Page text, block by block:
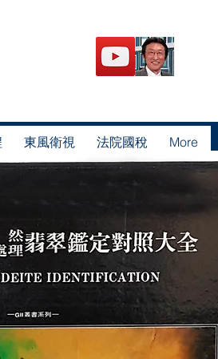
東風衛視 法院國稅 More